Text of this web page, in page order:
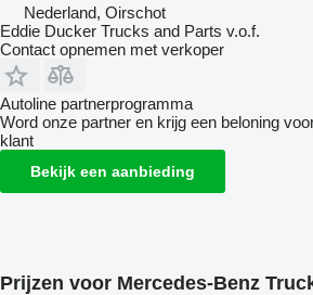
Nederland, Oirschot
Eddie Ducker Trucks and Parts v.o.f.
Contact opnemen met verkoper
Autoline partnerprogramma
Word onze partner en krijg een beloning
klant
Bekijk een aanbieding
Prijzen voor Mercedes-Benz